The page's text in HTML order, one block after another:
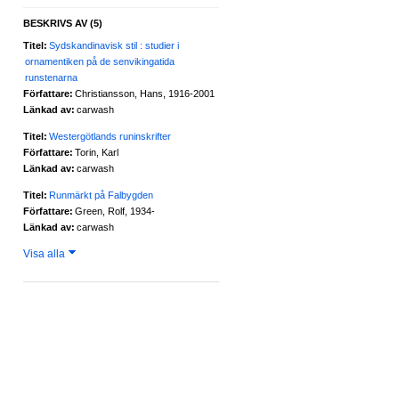
BESKRIVS AV (5)
Titel: Sydskandinavisk stil : studier i
ornamentiken på de senvikingatida
runstenarna
Författare: Christiansson, Hans, 1916-2001
Länkad av: carwash
Titel: Westergötlands runinskrifter
Författare: Torin, Karl
Länkad av: carwash
Titel: Runmärkt på Falbygden
Författare: Green, Rolf, 1934-
Länkad av: carwash
Visa alla